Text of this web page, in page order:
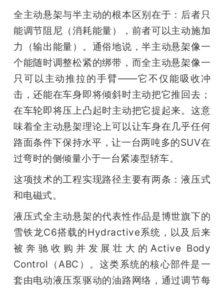
全主动悬架与半主动的根本区别在于：后者只
能调节阻尼（消耗能量），前者可以主动施加
力（输出能量）。通俗地说，半主动悬架像一
个能随时调整松紧的绑带，而全主动悬架像一
只可以主动推拉的手臂——它不仅能吸收冲
击，还能在车身即将倾斜时主动把它推回去；
在车轮即将压上凸起时主动把它提起来。这意
味着全主动悬架理论上可以让车身在几乎任何
路面条件下保持水平，让一台两吨多的SUV在
过弯时的侧倾量小于一台紧凑型轿车。
这项技术的工程实现路径主要有两条：液压式
和电磁式。
液压式全主动悬架的代表性作品是博世旗下的
雪铁龙C6搭载的Hydractive系统，以及后来
被奔驰收购并发展壮大的Active Body
Control（ABC）。这类系统的核心部件是一
套由电动液压泵驱动的油路网络，通过调节每